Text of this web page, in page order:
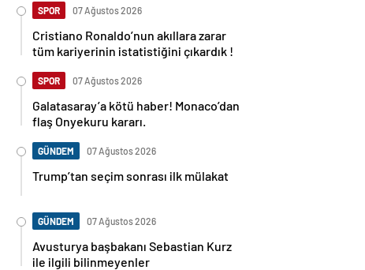
SPOR 07 Ağustos 2026
Cristiano Ronaldo’nun akıllara zarar
tüm kariyerinin istatistiğini çıkardık !
SPOR 07 Ağustos 2026
Galatasaray’a kötü haber! Monaco’dan
flaş Onyekuru kararı.
GÜNDEM 07 Ağustos 2026
Trump’tan seçim sonrası ilk mülakat
GÜNDEM 07 Ağustos 2026
Avusturya başbakanı Sebastian Kurz
ile ilgili bilinmeyenler